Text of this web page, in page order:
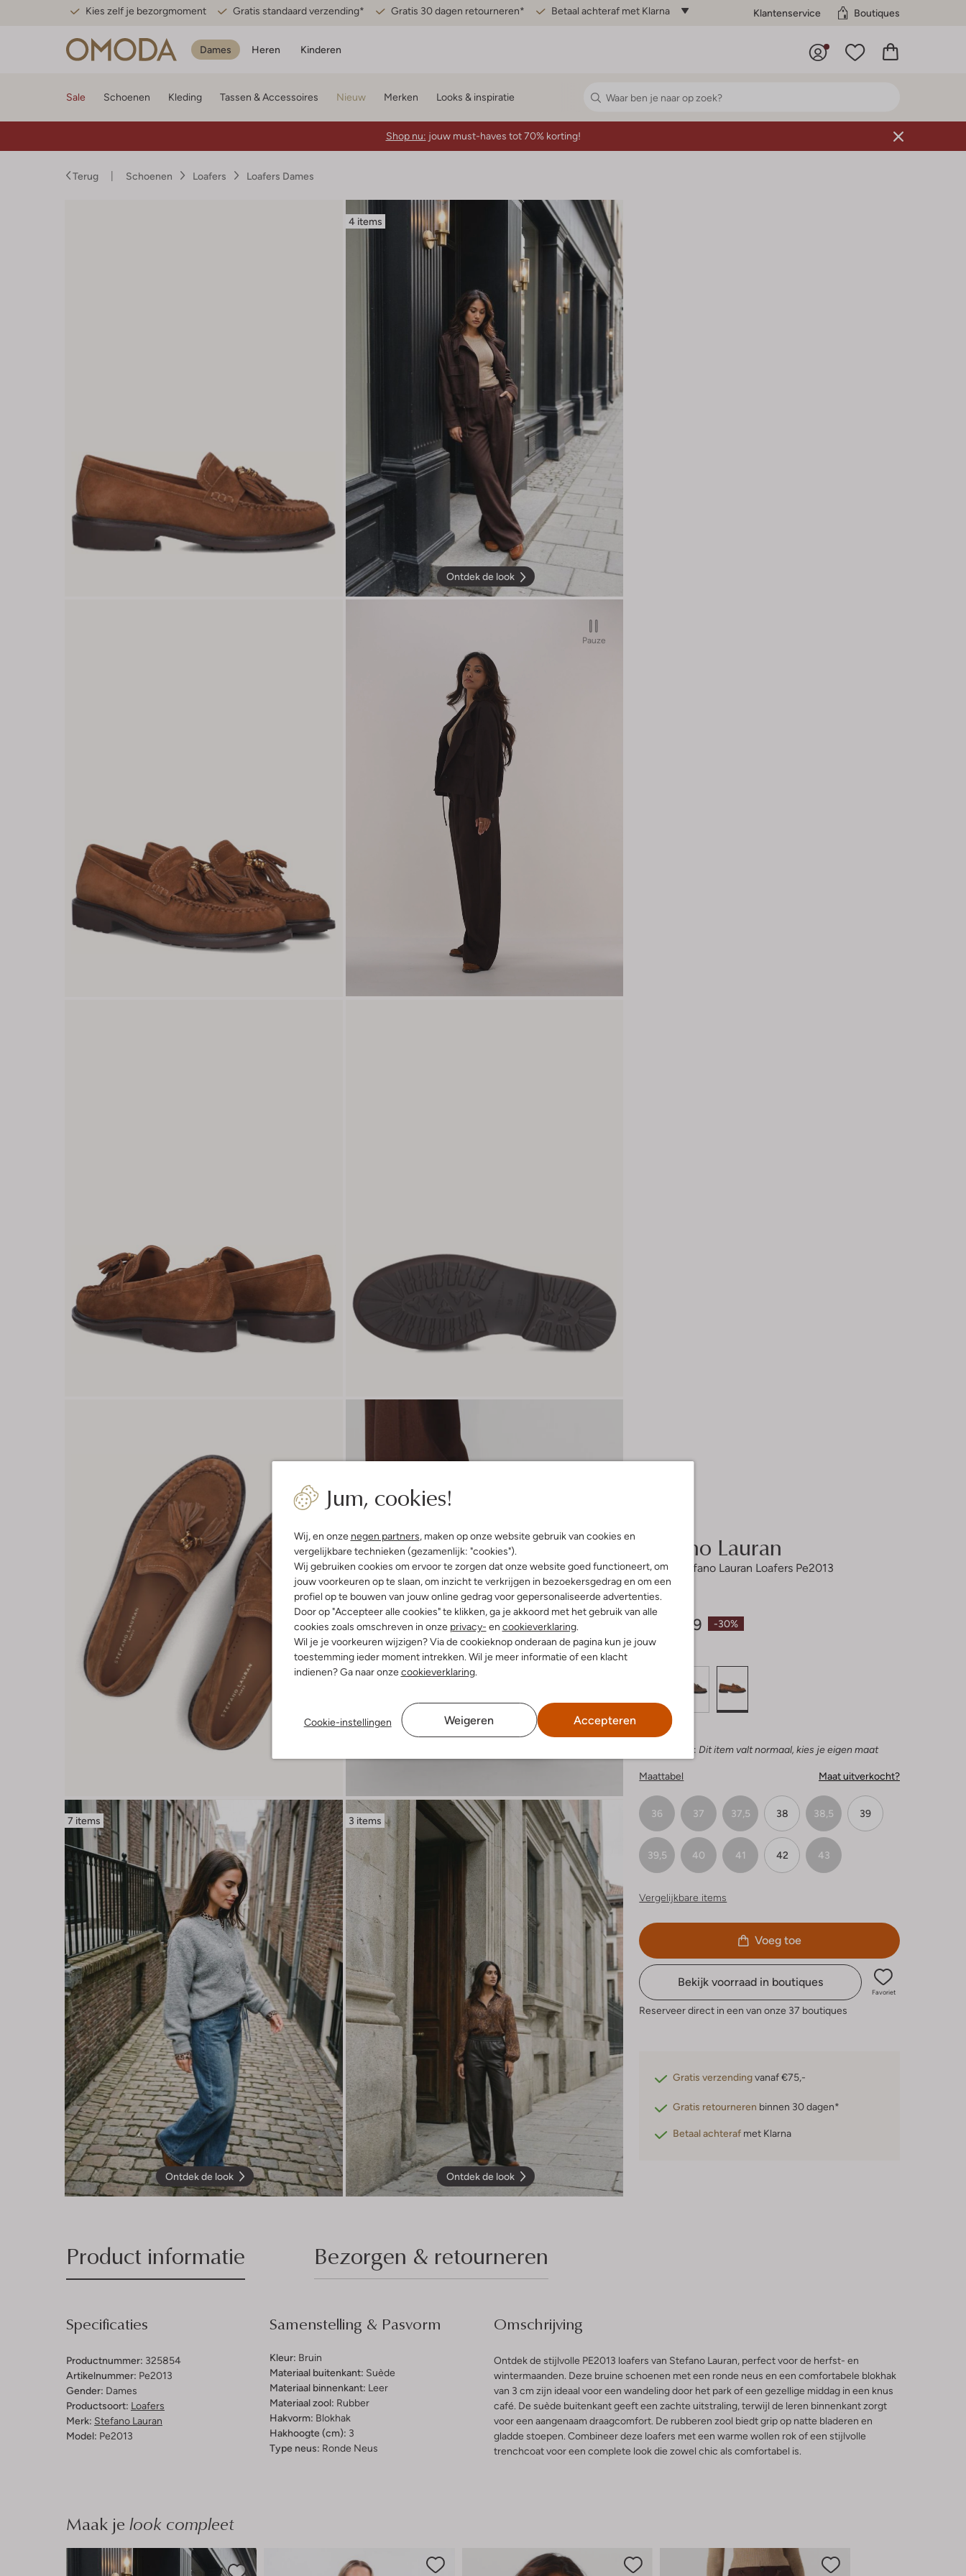
Kies zelf je bezorgmoment Gratis standaard verzending* Gratis 30 dagen retourneren* Betaal achteraf met Klarna Klantenservice Boutiques
Dames Heren Kinderen
Jum, cookies!
Wij, en onze negen partners, maken op onze website gebruik van cookies en
vergelijkbare technieken (gezamenlijk: "cookies").
Wij gebruiken cookies om ervoor te zorgen dat onze website goed functioneert, om
jouw voorkeuren op te slaan, om inzicht te verkrijgen in bezoekersgedrag en om een
profiel op te bouwen van jouw online gedrag voor gepersonaliseerde advertenties.
Door op "Accepteer alle cookies" te klikken, ga je akkoord met het gebruik van alle
cookies zoals omschreven in onze privacy- en cookieverklaring.
Wil je je voorkeuren wijzigen? Via de cookieknop onderaan de pagina kun je jouw
toestemming ieder moment intrekken. Wil je meer informatie of een klacht
indienen? Ga naar onzecookieverklaring.
Cookie-instellingen Weigeren Accepteren
Sale Schoenen Kleding Tassen & Accessoires Nieuw Merken Looks & inspiratie
Shop nu: jouw must-haves tot 70% korting!
Terug Schoenen Loafers Loafers Dames
4 items
Ontdek de look
Pauze
7 items
Ontdek de look
3 items
Ontdek de look
Stefano Lauran
Bruine Stefano Lauran Loafers Pe2013
-30%
€ 149,99
€ 104,99
Kies je maat: Dit item valt normaal, kies je eigen maat
Maattabel Maat uitverkocht?
36 37 37,5 38 38,5 39
39,5 40 41 42 43
Vergelijkbare items
Voeg toe
Bekijk voorraad in boutiques
Favoriet
Reserveer direct in een van onze 37 boutiques
Gratis verzendingvanaf €75,-
Gratis retourneren binnen 30 dagen*
Betaal achteraf met Klarna
Product informatie Bezorgen & retourneren
Specificaties
Productnummer: 325854
Artikelnummer: Pe2013
Gender: Dames
Productsoort: Loafers
Merk: Stefano Lauran
Model: Pe2013
Samenstelling & Pasvorm
Kleur: Bruin
Materiaal buitenkant: Suède
Materiaal binnenkant: Leer
Materiaal zool: Rubber
Hakvorm: Blokhak
Hakhoogte (cm): 3
Type neus: Ronde Neus
Omschrijving
Ontdek de stijlvolle PE2013 loafers van Stefano Lauran, perfect voor de herfst- en
wintermaanden. Deze bruine schoenen met een ronde neus en een comfortabele blokhak
van 3 cm zijn ideaal voor een wandeling door het park of een gezellige middag in een knus
café. De suède buitenkant geeft een zachte uitstraling, terwijl de leren binnenkant zorgt
voor een aangenaam draagcomfort. De rubberen zool biedt grip op natte bladeren en
gladde stoepen. Combineer deze loafers met een warme wollen rok of een stijlvolle
trenchcoat voor een complete look die zowel chic als comfortabel is.
Maak je look compleet